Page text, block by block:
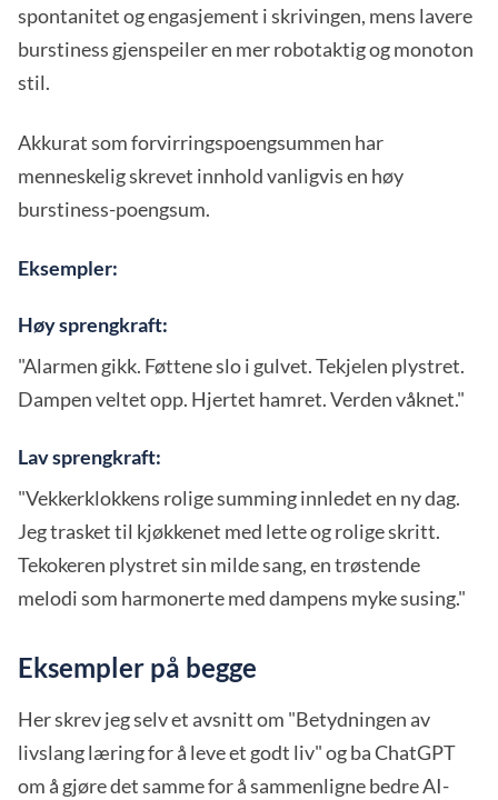
spontanitet og engasjement i skrivingen, mens lavere
burstiness gjenspeiler en mer robotaktig og monoton
stil.
Akkurat som forvirringspoengsummen har
menneskelig skrevet innhold vanligvis en høy
burstiness-poengsum.
Eksempler:
Høy sprengkraft:
"Alarmen gikk. Føttene slo i gulvet. Tekjelen plystret.
Dampen veltet opp. Hjertet hamret. Verden våknet."
Lav sprengkraft:
"Vekkerklokkens rolige summing innledet en ny dag.
Jeg trasket til kjøkkenet med lette og rolige skritt.
Tekokeren plystret sin milde sang, en trøstende
melodi som harmonerte med dampens myke susing."
Eksempler på begge
Her skrev jeg selv et avsnitt om "Betydningen av
livslang læring for å leve et godt liv" og ba ChatGPT
om å gjøre det samme for å sammenligne bedre AI-